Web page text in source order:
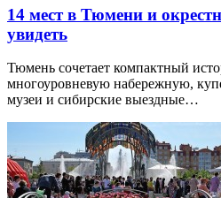
14 мест в Тюмени и
увидеть
Тюмень сочетает компактный
многоуровневую набережную,
музеи и сибирские выездные…